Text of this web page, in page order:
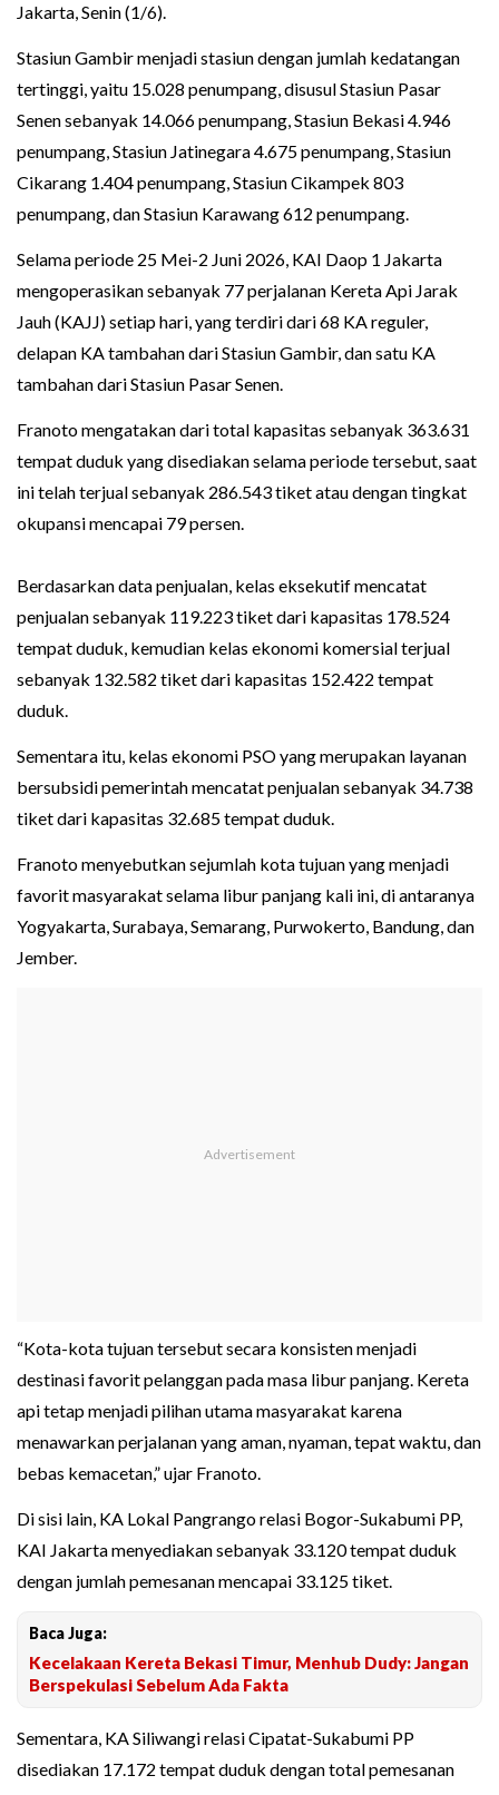
Jakarta, Senin (1/6).
Stasiun Gambir menjadi stasiun dengan jumlah kedatangan
tertinggi, yaitu 15.028 penumpang, disusul Stasiun Pasar
Senen sebanyak 14.066 penumpang, Stasiun Bekasi 4.946
penumpang, Stasiun Jatinegara 4.675 penumpang, Stasiun
Cikarang 1.404 penumpang, Stasiun Cikampek 803
penumpang, dan Stasiun Karawang 612 penumpang.
Selama periode 25 Mei-2 Juni 2026, KAI Daop 1 Jakarta
mengoperasikan sebanyak 77 perjalanan Kereta Api Jarak
Jauh (KAJJ) setiap hari, yang terdiri dari 68 KA reguler,
delapan KA tambahan dari Stasiun Gambir, dan satu KA
tambahan dari Stasiun Pasar Senen.
Franoto mengatakan dari total kapasitas sebanyak 363.631
tempat duduk yang disediakan selama periode tersebut, saat
ini telah terjual sebanyak 286.543 tiket atau dengan tingkat
okupansi mencapai 79 persen.
Berdasarkan data penjualan, kelas eksekutif mencatat
penjualan sebanyak 119.223 tiket dari kapasitas 178.524
tempat duduk, kemudian kelas ekonomi komersial terjual
sebanyak 132.582 tiket dari kapasitas 152.422 tempat
duduk.
Sementara itu, kelas ekonomi PSO yang merupakan layanan
bersubsidi pemerintah mencatat penjualan sebanyak 34.738
tiket dari kapasitas 32.685 tempat duduk.
Franoto menyebutkan sejumlah kota tujuan yang menjadi
favorit masyarakat selama libur panjang kali ini, di antaranya
Yogyakarta, Surabaya, Semarang, Purwokerto, Bandung, dan
Jember.
“Kota-kota tujuan tersebut secara konsisten menjadi
destinasi favorit pelanggan pada masa libur panjang. Kereta
api tetap menjadi pilihan utama masyarakat karena
menawarkan perjalanan yang aman, nyaman, tepat waktu, dan
bebas kemacetan,” ujar Franoto.
Di sisi lain, KA Lokal Pangrango relasi Bogor-Sukabumi PP,
KAI Jakarta menyediakan sebanyak 33.120 tempat duduk
dengan jumlah pemesanan mencapai 33.125 tiket.
Baca Juga:
Kecelakaan Kereta Bekasi Timur, Menhub Dudy: Jangan
Berspekulasi Sebelum Ada Fakta
Sementara, KA Siliwangi relasi Cipatat-Sukabumi PP
disediakan 17.172 tempat duduk dengan total pemesanan